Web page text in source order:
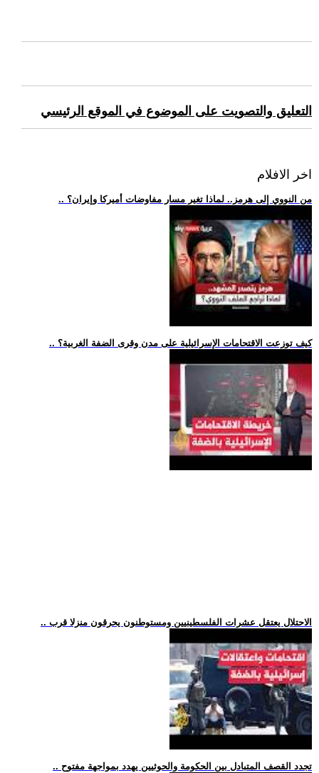
التعليق والتصويت على الموضوع في الموقع الرئيسي
اخر الافلام
.. من النووي إلى هرمز.. لماذا تغير مسار مفاوضات أميركا وإيران؟
.. كيف توزعت الاقتحامات الإسرائيلية على مدن وقرى الضفة الغربية؟
.. الاحتلال يعتقل عشرات الفلسطينيين ومستوطنون يحرقون منزلا قرب
.. تجدد القصف المتبادل بين الحكومة والحوثيين يهدد بمواجهة مفتوح